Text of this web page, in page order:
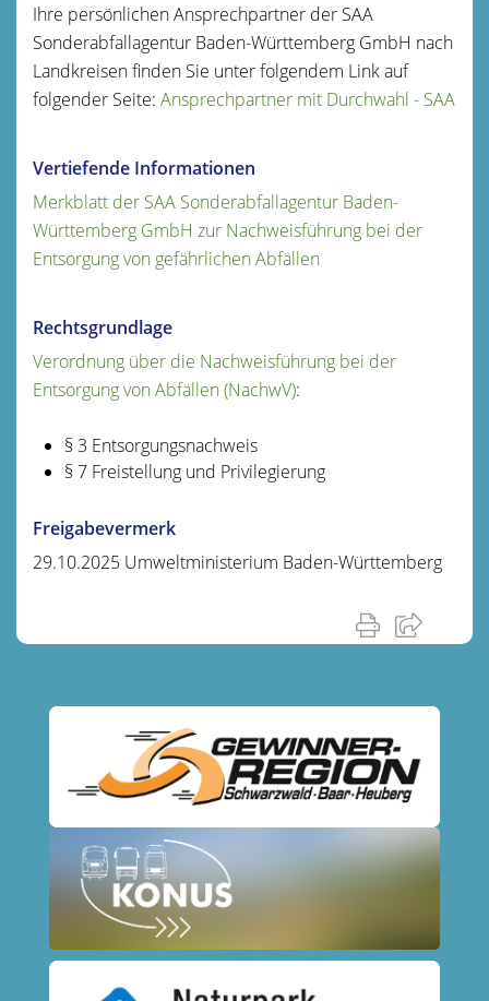
Ihre persönlichen Ansprechpartner der SAA
Sonderabfallagentur Baden-Württemberg GmbH nach
Landkreisen finden Sie unter folgendem Link auf
folgender Seite: Ansprechpartner mit Durchwahl - SAA
Vertiefende Informationen
Merkblatt der SAA Sonderabfallagentur Baden-
Württemberg GmbH zur Nachweisführung bei der
Entsorgung von gefährlichen Abfällen
Rechtsgrundlage
Verordnung über die Nachweisführung bei der
Entsorgung von Abfällen (NachwV):
§ 3 Entsorgungsnachweis
§ 7 Freistellung und Privilegierung
Freigabevermerk
29.10.2025 Umweltministerium Baden-Württemberg